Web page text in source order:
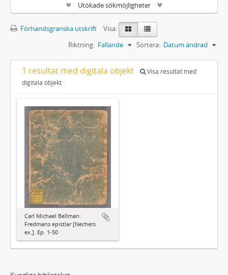
Utökade sökmöjligheter
Förhandsgranska utskrift
Visa:
Sortera: Datum ändrad
Riktning: Fallande
1 resultat med digitala objekt
Visa resultat med
digitala objekt
Carl Michael Bellman:
Fredmans epistlar [Nechers
ex.]. Ep. 1-50